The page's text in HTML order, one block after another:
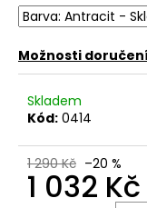
Možnosti doručení
Skladem
Kód: 0414
1 290 Kč –20 %
1 032 Kč
o
p
o